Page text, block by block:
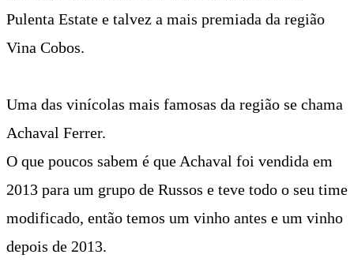
Pulenta Estate e talvez a mais premiada da região
Vina Cobos.
Uma das vinícolas mais famosas da região se chama
Achaval Ferrer.
O que poucos sabem é que Achaval foi vendida em
2013 para um grupo de Russos e teve todo o seu time
modificado, então temos um vinho antes e um vinho
depois de 2013.